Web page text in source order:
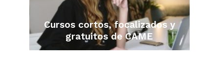
Cursos cortos, focalizados y
gratuitos de CAME